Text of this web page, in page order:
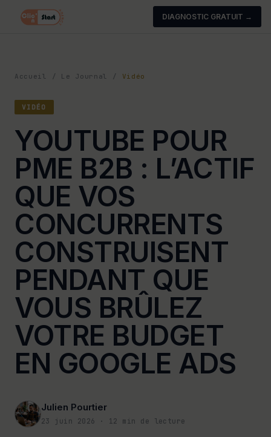
DIAGNOSTIC GRATUIT →
Accueil / Le Journal / Vidéo
VIDÉO
YOUTUBE POUR
PME B2B : L’ACTIF
QUE VOS
CONCURRENTS
CONSTRUISENT
PENDANT QUE
VOUS BRÛLEZ
VOTRE BUDGET
EN GOOGLE ADS
Julien Pourtier
23 juin 2026 · 12 min de lecture